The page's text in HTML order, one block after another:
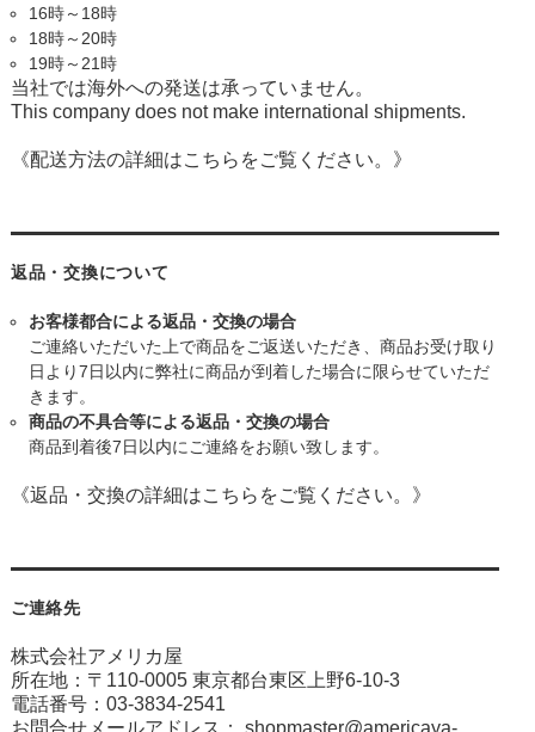
16時～18時
18時～20時
19時～21時
当社では海外への発送は承っていません。
This company does not make international shipments.
《配送方法の詳細はこちらをご覧ください。》
返品・交換について
お客様都合による返品・交換の場合
ご連絡いただいた上で商品をご返送いただき、商品お受け取り
日より7日以内に弊社に商品が到着した場合に限らせていただ
きます。
商品の不具合等による返品・交換の場合
商品到着後7日以内にご連絡をお願い致します。
《返品・交換の詳細はこちらをご覧ください。》
ご連絡先
株式会社アメリカ屋
所在地：〒110-0005 東京都台東区上野6-10-3
電話番号：03-3834-2541